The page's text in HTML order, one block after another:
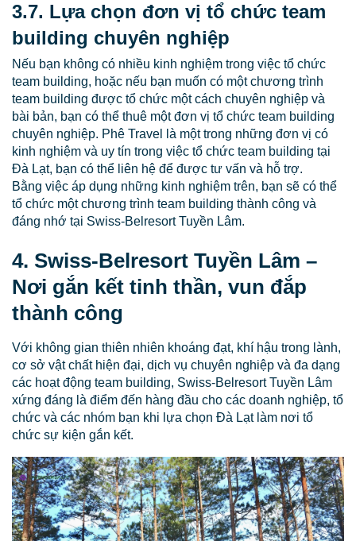
3.7. Lựa chọn đơn vị tổ chức team
building chuyên nghiệp
Nếu bạn không có nhiều kinh nghiệm trong việc tổ chức
team building, hoặc nếu bạn muốn có một chương trình
team building được tổ chức một cách chuyên nghiệp và
bài bản, bạn có thể thuê một đơn vị tổ chức team building
chuyên nghiệp. Phê Travel là một trong những đơn vị có
kinh nghiệm và uy tín trong việc tổ chức team building tại
Đà Lạt, bạn có thể liên hệ để được tư vấn và hỗ trợ.
Bằng việc áp dụng những kinh nghiệm trên, bạn sẽ có thể
tổ chức một chương trình team building thành công và
đáng nhớ tại Swiss-Belresort Tuyền Lâm.
4. Swiss-Belresort Tuyền Lâm –
Nơi gắn kết tinh thần, vun đắp
thành công
Với không gian thiên nhiên khoáng đạt, khí hậu trong lành,
cơ sở vật chất hiện đại, dịch vụ chuyên nghiệp và đa dạng
các hoạt động team building, Swiss-Belresort Tuyền Lâm
xứng đáng là điểm đến hàng đầu cho các doanh nghiệp, tổ
chức và các nhóm bạn khi lựa chọn Đà Lạt làm nơi tổ
chức sự kiện gắn kết.